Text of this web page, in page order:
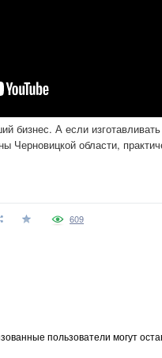
бизнес. А если
области,
609
пользователи могут